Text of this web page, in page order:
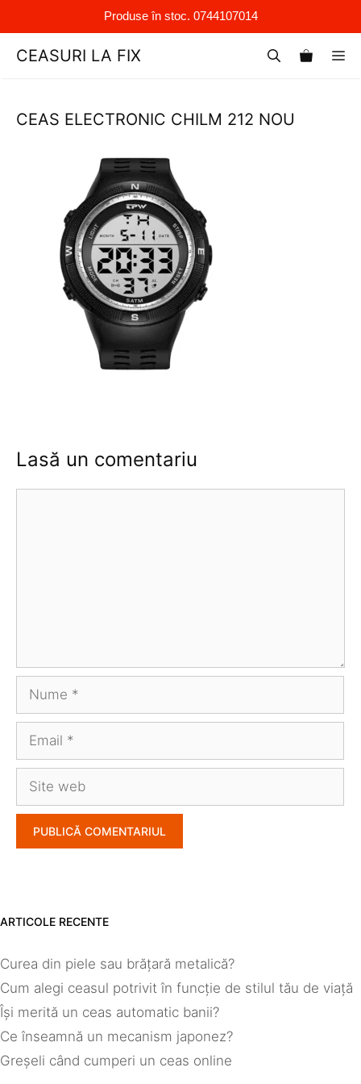
Produse în stoc. 0744107014
CEASURI LA FIX
CEAS ELECTRONIC CHILM 212 NOU
Lasă un comentariu
Nume
Email
Site
ARTICOLE RECENTE
Curea din piele sau brățară metalică?
Cum alegi ceasul potrivit în funcție de stilul tău de viață
Își merită un ceas automatic banii?
Ce înseamnă un mecanism japonez?
Greșeli când cumperi un ceas online